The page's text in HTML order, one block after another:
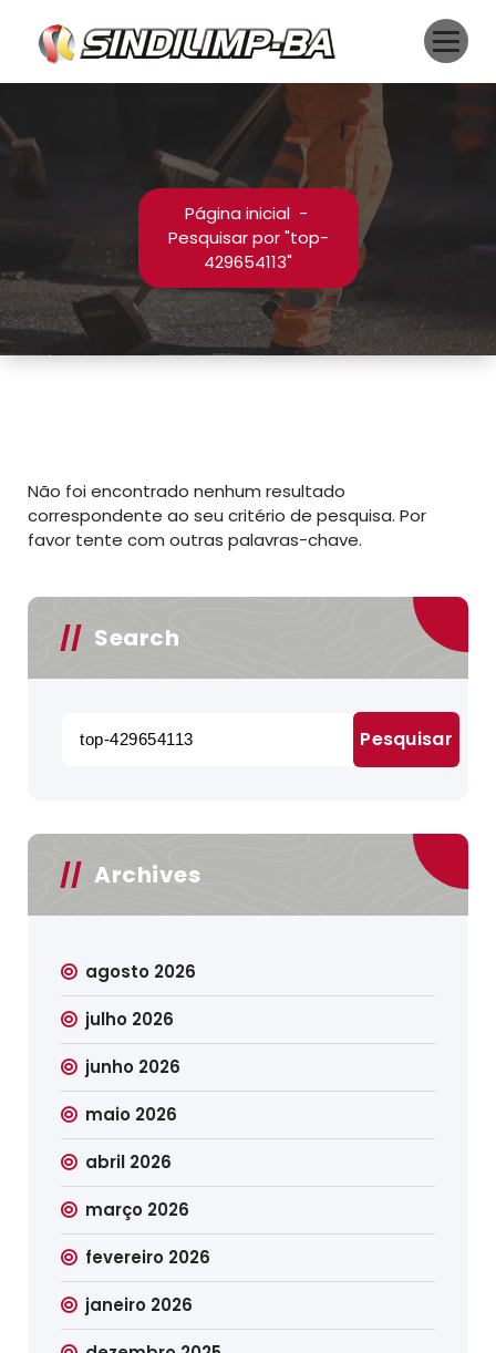
conteúdo
Página inicial-
Pesquisar por "top-
429654113"
Não foi encontrado nenhum resultado
correspondente ao seu critério de pesquisa. Por
favor tente com outras palavras-chave.
Search
por:
Archives
agosto 2026
julho 2026
junho 2026
maio 2026
abril 2026
março 2026
fevereiro 2026
janeiro 2026